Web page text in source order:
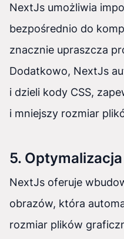
NextJs umożliwia
bezpośrednio do
znacznie upraszcza
Dodatkowo, NextJs
i dzieli kody CSS,
i mniejszy rozmiar
5. Optymalizacja
NextJs oferuje
obrazów, która
rozmiar plików